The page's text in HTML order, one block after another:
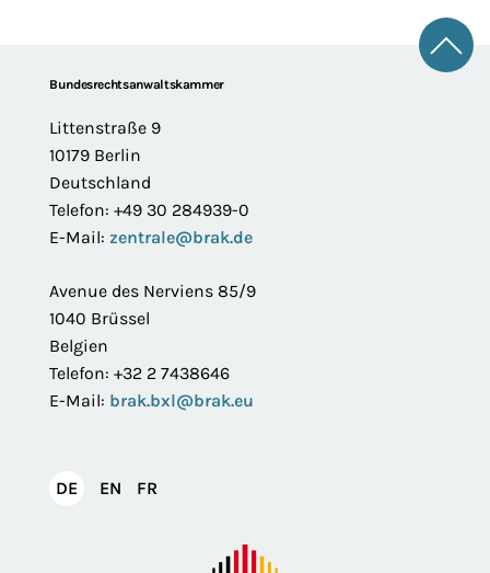
FooterBundesrechtsanwaltskammer
Littenstraße 9
10179 Berlin
Deutschland
Telefon: +49 30 284939-0
E-Mail: zentrale@brak.de
Avenue des Nerviens 85/9
1040 Brüssel
Belgien
Telefon: +32 2 7438646
E-Mail: brak.bxl@brak.eu
DEDeutsch
EN English
FR